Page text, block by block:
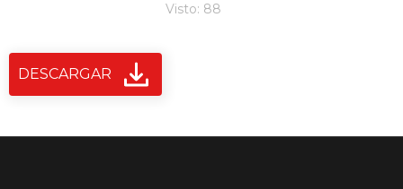
Visto: 88
DESCARGAR